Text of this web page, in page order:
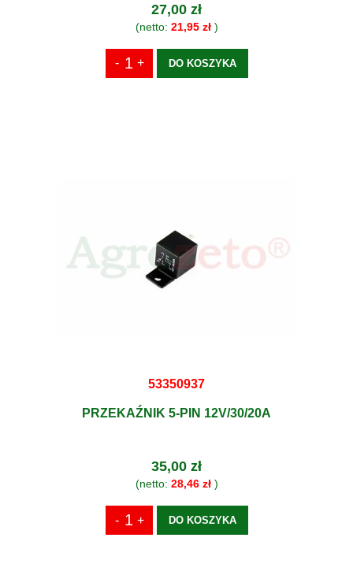
27,00 zł
(netto: 21,95 zł)
DO KOSZYKA
53350937
PRZEKAŹNIK 5-PIN 12V/30/20A
35,00 zł
(netto: 28,46 zł)
DO KOSZYKA